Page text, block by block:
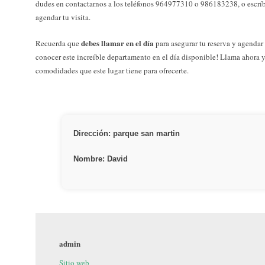
dudes en contactarnos a los teléfonos 964977310 o 986183238, o
agendar tu visita.
Recuerda que debes llamar en el día para asegurar tu reserva y
conocer este increíble departamento en el día disponible! Llama ahora
comodidades que este lugar tiene para ofrecerte.
Dirección: parque san martin
Nombre: David
admin
Sitio web